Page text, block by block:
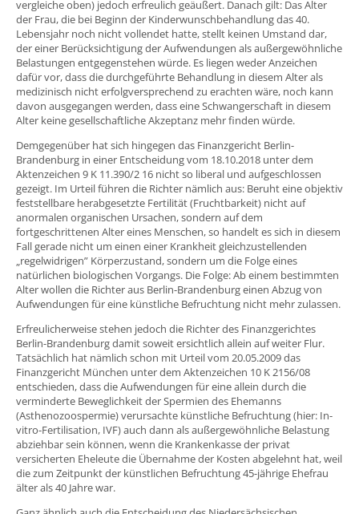
vergleiche oben) jedoch erfreulich geäußert. Danach gilt: Das Alter
der Frau, die bei Beginn der Kinderwunschbehandlung das 40.
Lebensjahr noch nicht vollendet hatte, stellt keinen Umstand dar,
der einer Berücksichtigung der Aufwendungen als außergewöhnliche
Belastungen entgegenstehen würde. Es liegen weder Anzeichen
dafür vor, dass die durchgeführte Behandlung in diesem Alter als
medizinisch nicht erfolgversprechend zu erachten wäre, noch kann
davon ausgegangen werden, dass eine Schwangerschaft in diesem
Alter keine gesellschaftliche Akzeptanz mehr finden würde.
Demgegenüber hat sich hingegen das Finanzgericht Berlin-
Brandenburg in einer Entscheidung vom 18.10.2018 unter dem
Aktenzeichen 9 K 11.390/2 16 nicht so liberal und aufgeschlossen
gezeigt. Im Urteil führen die Richter nämlich aus: Beruht eine objektiv
feststellbare herabgesetzte Fertilität (Fruchtbarkeit) nicht auf
anormalen organischen Ursachen, sondern auf dem
fortgeschrittenen Alter eines Menschen, so handelt es sich in diesem
Fall gerade nicht um einen einer Krankheit gleichzustellenden
„regelwidrigen” Körperzustand, sondern um die Folge eines
natürlichen biologischen Vorgangs. Die Folge: Ab einem bestimmten
Alter wollen die Richter aus Berlin-Brandenburg einen Abzug von
Aufwendungen für eine künstliche Befruchtung nicht mehr zulassen.
Erfreulicherweise stehen jedoch die Richter des Finanzgerichtes
Berlin-Brandenburg damit soweit ersichtlich allein auf weiter Flur.
Tatsächlich hat nämlich schon mit Urteil vom 20.05.2009 das
Finanzgericht München unter dem Aktenzeichen 10 K 2156/08
entschieden, dass die Aufwendungen für eine allein durch die
verminderte Beweglichkeit der Spermien des Ehemanns
(Asthenozoospermie) verursachte künstliche Befruchtung (hier: In-
vitro-Fertilisation, IVF) auch dann als außergewöhnliche Belastung
abziehbar sein können, wenn die Krankenkasse der privat
versicherten Eheleute die Übernahme der Kosten abgelehnt hat, weil
die zum Zeitpunkt der künstlichen Befruchtung 45-jährige Ehefrau
älter als 40 Jahre war.